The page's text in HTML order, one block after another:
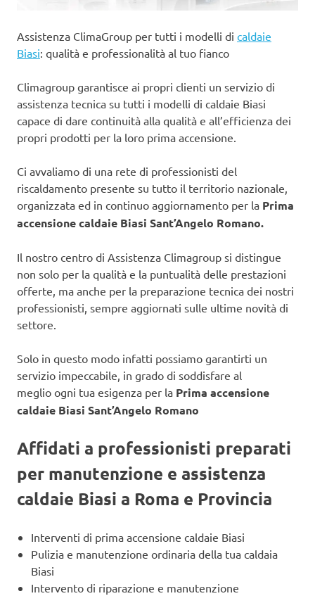
Assistenza ClimaGroup per tutti i modelli di caldaie
Biasi: qualità e professionalità al tuo fianco
Climagroup garantisce ai propri clienti un servizio di
assistenza tecnica su tutti i modelli di caldaie Biasi
capace di dare continuità alla qualità e all’efficienza dei
propri prodotti per la loro prima accensione.
Ci avvaliamo di una rete di professionisti del
riscaldamento presente su tutto il territorio nazionale,
organizzata ed in continuo aggiornamento per la Prima
accensione caldaie Biasi Sant’Angelo Romano.
Il nostro centro di Assistenza Climagroup si distingue
non solo per la qualità e la puntualità delle prestazioni
offerte, ma anche per la preparazione tecnica dei nostri
professionisti, sempre aggiornati sulle ultime novità di
settore.
Solo in questo modo infatti possiamo garantirti un
servizio impeccabile, in grado di soddisfare al
meglio ogni tua esigenza per la Prima accensione
caldaie Biasi Sant’Angelo Romano
Affidati a professionisti preparati
per manutenzione e assistenza
caldaie Biasi a Roma e Provincia
Interventi di prima accensione caldaie Biasi
Pulizia e manutenzione ordinaria della tua caldaia
Biasi
Intervento di riparazione e manutenzione